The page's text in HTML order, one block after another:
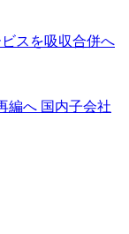
スを吸収合併へ
編へ 国内子会社